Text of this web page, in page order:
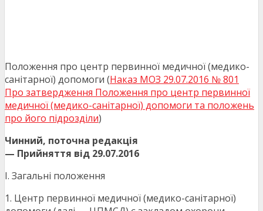
Положення про центр первинної медичної (медико-
санітарної) допомоги (Наказ МОЗ 29.07.2016 № 801
Про затвердження Положення про центр первинної
медичної (медико-санітарної) допомоги та положень
про його підрозділи)
Чинний, поточна редакція
— Прийняття від 29.07.2016
І. Загальні положення
1. Центр первинної медичної (медико-санітарної)